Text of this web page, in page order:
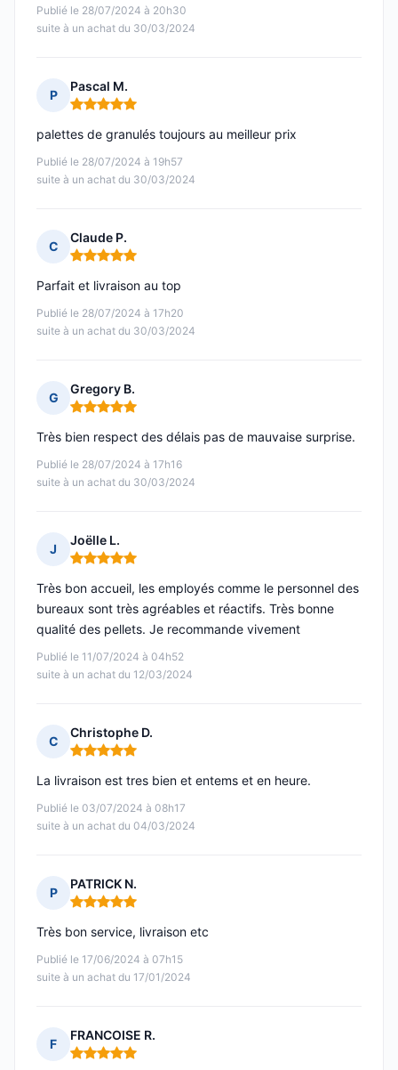
Publié le 28/07/2024 à 20h30
suite à un achat du 30/03/2024
P
Pascal M.
Note : 5 sur 5
Publié le 28/07/2024 à 19h57
suite à un achat du 30/03/2024
palettes de granulés toujours au meilleur prix
C
Claude P.
Note : 5 sur 5
Publié le 28/07/2024 à 17h20
suite à un achat du 30/03/2024
Parfait et livraison au top
G
Gregory B.
Note : 5 sur 5
Publié le 28/07/2024 à 17h16
suite à un achat du 30/03/2024
Très bien respect des délais pas de mauvaise surprise.
J
Joëlle L.
Note : 5 sur 5
Publié le 11/07/2024 à 04h52
suite à un achat du 12/03/2024
Très bon accueil, les employés comme le personnel des
bureaux sont très agréables et réactifs. Très bonne
qualité des pellets. Je recommande vivement
C
Christophe D.
Note : 5 sur 5
Publié le 03/07/2024 à 08h17
suite à un achat du 04/03/2024
La livraison est tres bien et entems et en heure.
P
PATRICK N.
Note : 5 sur 5
Publié le 17/06/2024 à 07h15
suite à un achat du 17/01/2024
Très bon service, livraison etc
F
FRANCOISE R.
Note : 5 sur 5